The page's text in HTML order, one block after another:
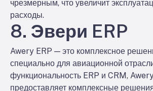
чрезмерным, что увеличит
расходы.
8. Эвери ERP
Awery ERP — это комплексное
специально для авиационной
функциональность ERP и CRM,
предоставляет комплексные